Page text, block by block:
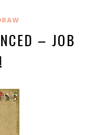
– JOB